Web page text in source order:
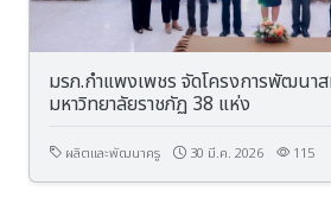
มรภ.กำแพงเพชร จัดโครงการพัฒนา
มหาวิทยาลัยราชภัฏ 38 แห่ง
ผลิตและพัฒนาครู 30 มี.ค. 2026 115